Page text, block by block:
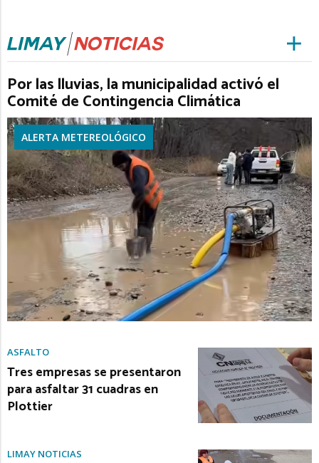
Por las lluvias, la municipalidad activó el
Comité de Contingencia Climática
ALERTA METEREOLÓGICO
ASFALTO
Tres empresas se presentaron
para asfaltar 31 cuadras en
Plottier
LIMAY NOTICIAS